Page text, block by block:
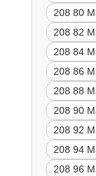
208 80
208 82
208 84
208 86
208 88
208 90
208 92
208 94
208 96